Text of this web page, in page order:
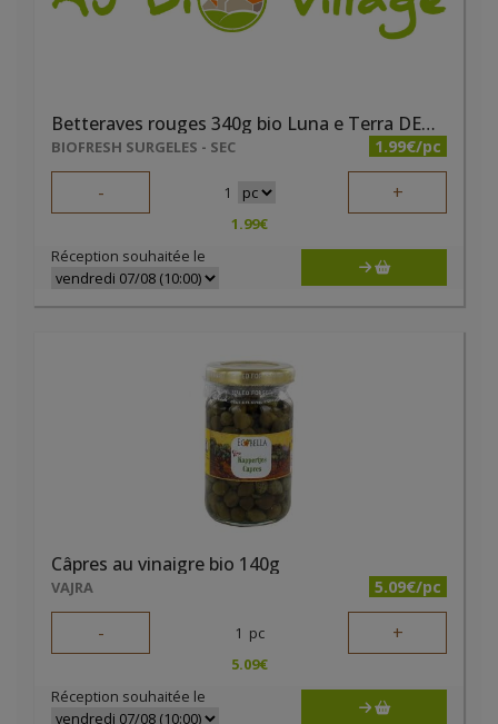
Betteraves rouges 340g bio Luna e Terra DEMETER
BIOFRESH SURGELES - SEC 1.99€/pc
- 1 +
1.99€
Réception souhaitée le
Câpres au vinaigre bio 140g
VAJRA 5.09€/pc
- 1 pc +
5.09€
Réception souhaitée le